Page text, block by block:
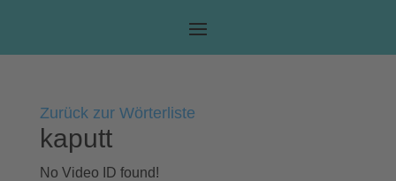
Zurück zur Wörterliste
kaputt
No Video ID found!